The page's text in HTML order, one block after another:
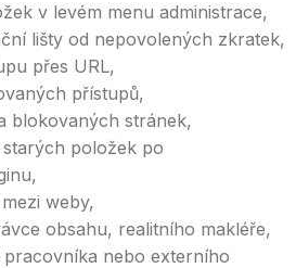
v levém menu administrace,
lišty od nepovolených zkratek,
přes URL,
přístupů,
blokovaných stránek,
položek po
weby,
obsahu, realitního makléře,
nebo externího